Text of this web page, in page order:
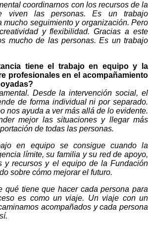
coordinarnos con los recursos de la
viven las personas. Es un trabajo
mucho seguimiento y organización. Pero
y flexibilidad. Gracias a este
mucho de las personas. Es un trabajo
tiene el trabajo en equipo y la
profesionales en el acompañamiento
Desde la intervención social, el
de forma individual ni por separado.
nos ayuda a ver más allá de lo evidente.
mejor las situaciones y llegar más
de todas las personas.
en equipo se consigue cuando la
límite, su familia y su red de apoyo,
y recursos y el equipo de la Fundación
sobre cómo mejorar el futuro.
qué tiene que hacer cada persona para
es como un viaje. Un viaje con un
acompañados y cada persona